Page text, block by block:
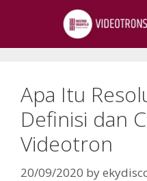
Apa Itu
Definisi dan
Videotron
20/09/2020 by